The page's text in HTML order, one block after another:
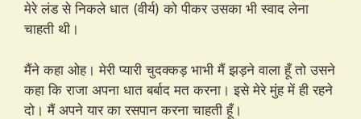
मेरे लंड से निकले धात (वीर्य) को पीकर उसका भी स्वाद लेना
चाहती थी।
मैंने कहा ओह। मेरी प्यारी चुदक्कड़ भाभी मैं झड़ने वाला हूँ तो उसने
कहा कि राजा अपना धात बर्बाद मत करना। इसे मेरे मुंह में ही रहने
दो। मैं अपने यार का रसपान करना चाहती हूँ।